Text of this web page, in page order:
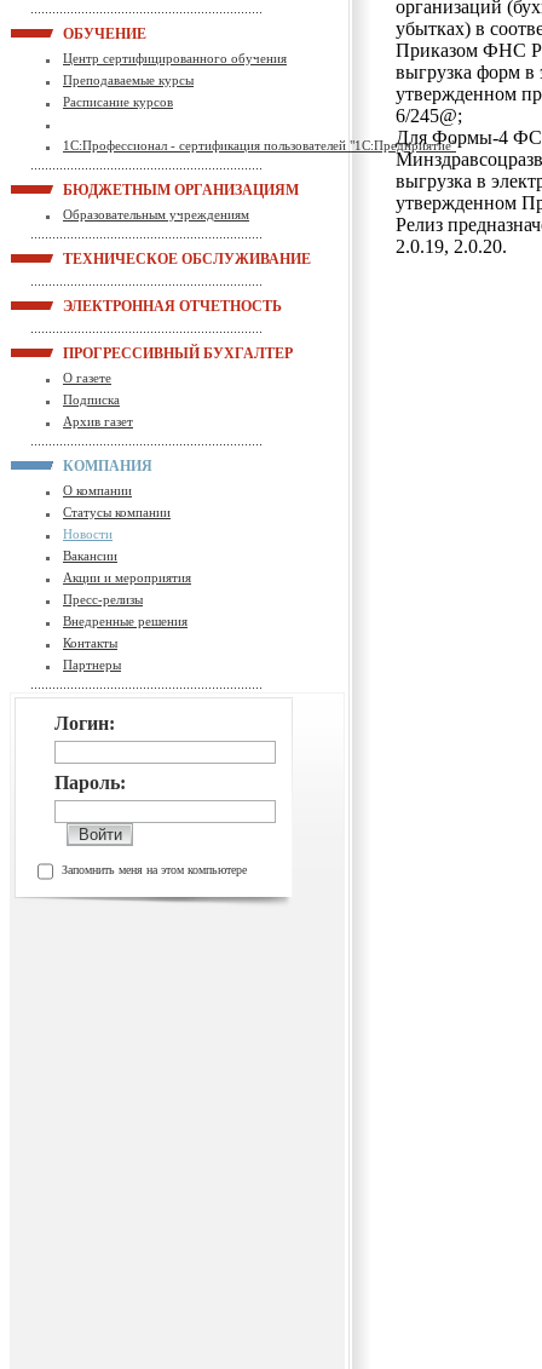
ОБУЧЕНИЕ
Центр сертифицированного обучения
Преподаваемые курсы
Расписание курсов
1С:Профессионал - сертификация пользователей "1С:Предприятие"
БЮДЖЕТНЫМ ОРГАНИЗАЦИЯМ
Образовательным учреждениям
ТЕХНИЧЕСКОЕ ОБСЛУЖИВАНИЕ
ЭЛЕКТРОННАЯ ОТЧЕТНОСТЬ
ПРОГРЕССИВНЫЙ БУХГАЛТЕР
О газете
Подписка
Архив газет
КОМПАНИЯ
О компании
Статусы компании
Новости
Вакансии
Акции и мероприятия
Пресс-релизы
Внедренные решения
Контакты
Партнеры
Логин:
Пароль:
Запомнить меня на этом компьютере
организаций
убытках) в
Приказом ФНС
выгрузка форм в
утвержденном
6/245@;
Для Формы-4
выгрузка в
утвержденном
Релиз
2.0.19, 2.0.20.